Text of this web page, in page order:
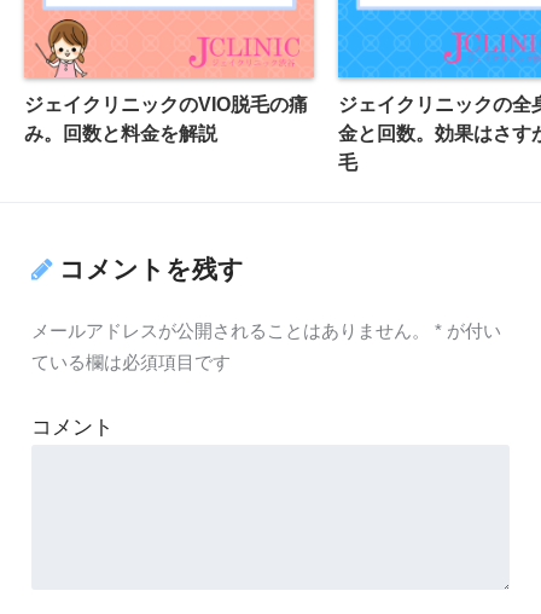
ジェイクリニックのVIO脱毛の痛
み。回数と料金を解説
ジェイクリニックの全
金と回数。効果はさす
毛
コメントを残す
メールアドレスが公開されることはありません。 *が付い
ている欄は必須項目です
コメント